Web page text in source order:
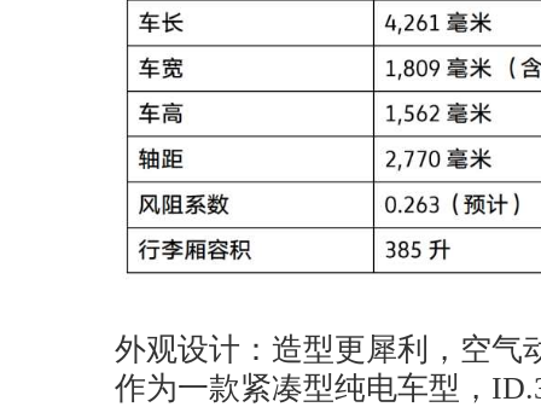
外观设计：造型更犀利，空气
作为一款紧凑型纯电车型，